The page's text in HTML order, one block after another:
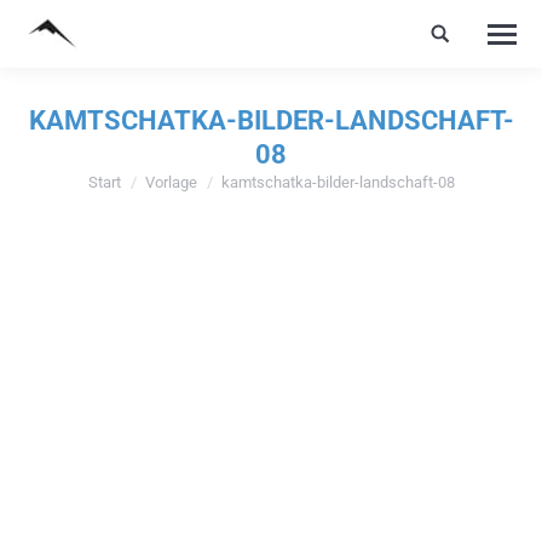
KAMTSCHATKA-BILDER-LANDSCHAFT-
08
Sie befinden sich hier:
Start Vorlage kamtschatka-bilder-landschaft-08